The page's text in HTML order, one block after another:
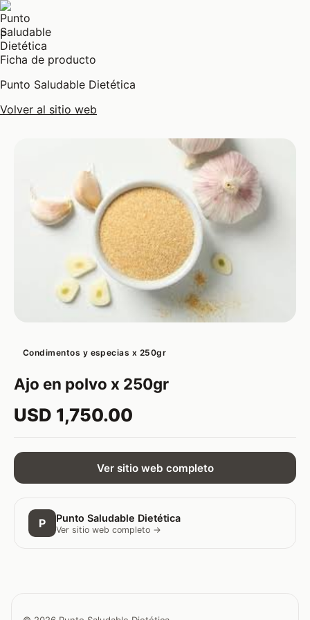
P
Ficha de producto
Punto Saludable Dietética
Volver al sitio web
Condimentos y especias x 250gr
Ajo en polvo x 250gr
USD 1,750.00
Ver sitio web completo
P Punto Saludable Dietética
Ver sitio web completo →